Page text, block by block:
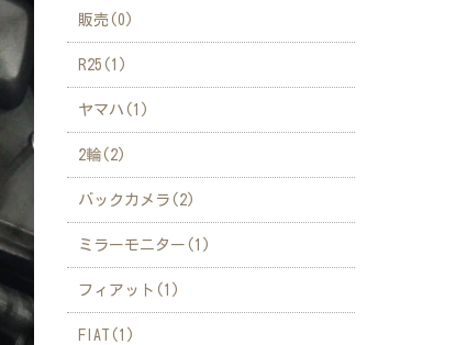
販売(0)
R25(1)
ヤマハ(1)
2輪(2)
バックカメラ(2)
ミラーモニター(1)
フィアット(1)
FIAT(1)